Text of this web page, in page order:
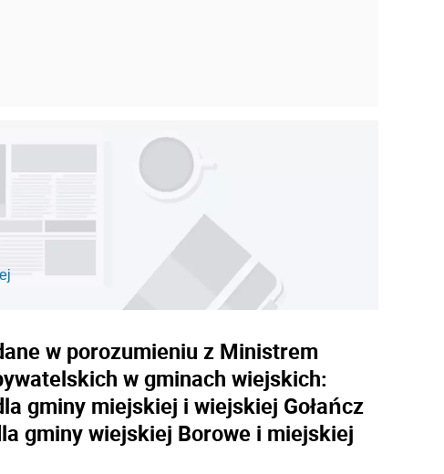
w porozumieniu z Ministrem
w gminach wiejskich:
gminy miejskiej i wiejskiej Gołańcz
gminy wiejskiej Borowe i miejskiej